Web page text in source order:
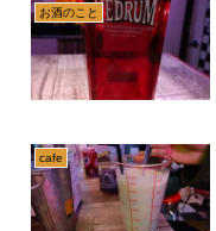
お酒のこと
cafe